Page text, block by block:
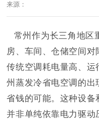
来源：
常州作为长三角地区
房、车间、仓储空间对
传统空调耗电量高、运
州蒸发冷省电空调的出
省钱的可能。这种设备
并非单纯依靠电力驱